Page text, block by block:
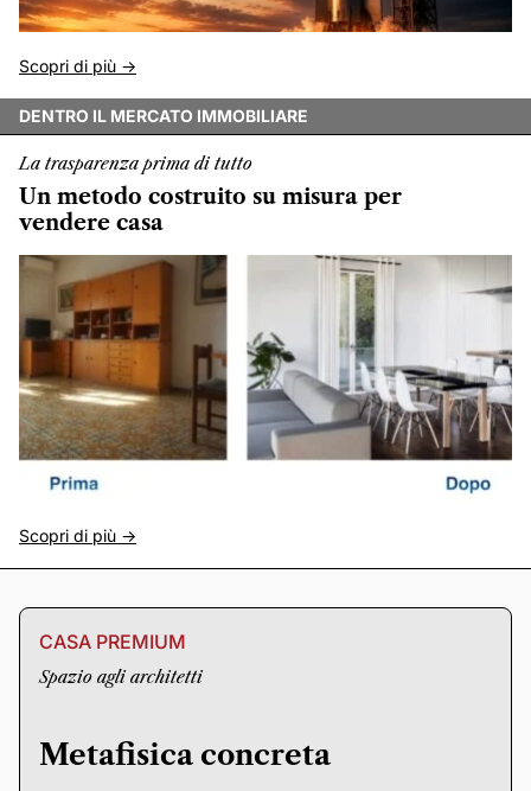
Scopri di più ->
DENTRO IL MERCATO IMMOBILIARE
La trasparenza prima di tutto
Un metodo costruito su misura per
vendere casa
Scopri di più ->
CASA PREMIUM
Spazio agli architetti
Metafisica concreta